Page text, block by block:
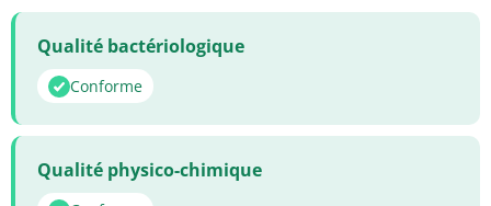
Qualité bactériologique
Conforme
Qualité physico-chimique